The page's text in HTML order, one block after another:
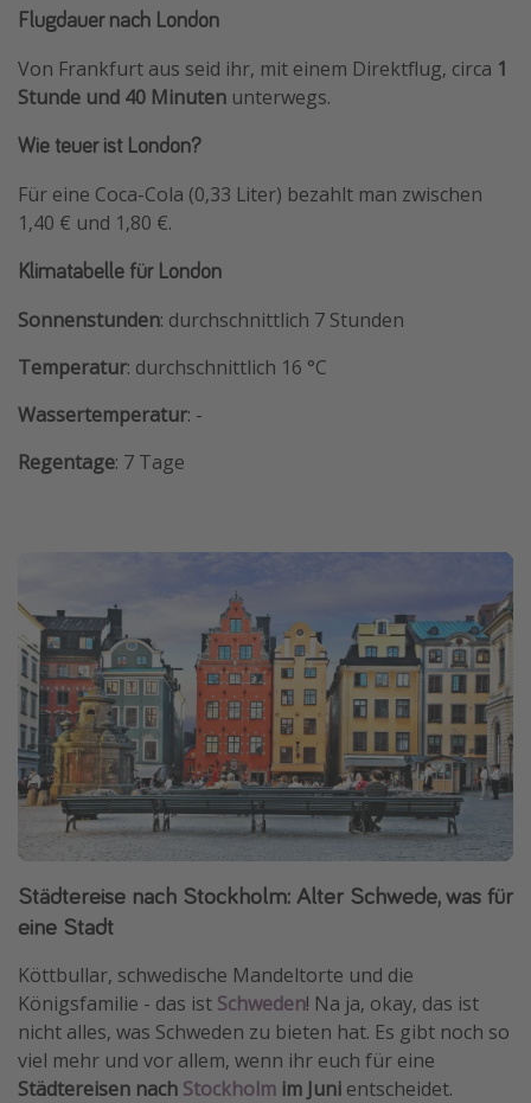
Flugdauer nach London
Von Frankfurt aus seid ihr, mit einem Direktflug, circa 1
Stunde und 40 Minuten unterwegs.
Wie teuer ist London?
Für eine Coca-Cola (0,33 Liter) bezahlt man zwischen
1,40 € und 1,80 €.
Klimatabelle für London
Sonnenstunden: durchschnittlich 7 Stunden
Temperatur: durchschnittlich 16 °C
Wassertemperatur: -
Regentage: 7 Tage
Städtereise nach Stockholm: Alter Schwede, was für
eine Stadt
Köttbullar, schwedische Mandeltorte und die
Königsfamilie - das ist Schweden! Na ja, okay, das ist
nicht alles, was Schweden zu bieten hat. Es gibt noch so
viel mehr und vor allem, wenn ihr euch für eine
Städtereisen nach Stockholm im Juni entscheidet.